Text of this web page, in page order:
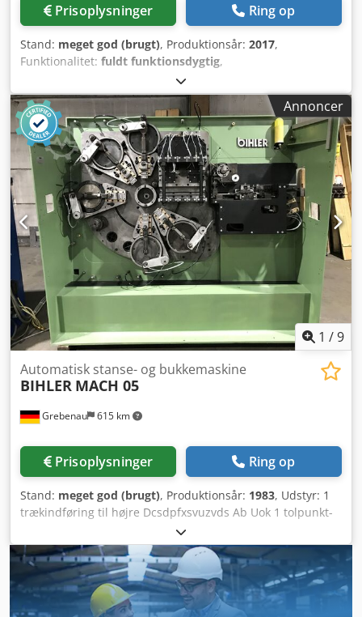
Prisoplysninger Ring op
Stand: meget god (brugt), Produktionsår: 2017,
Funktionalitet: fuldt funktionsdygtig,
Tråddiameterområde: 2,0 - 6,0 mm Indføringslængde:
ubegrænset komplet med drevet trådhjul WAFIOS H 3
Dcjdpfxsy Ehpwo Ab Ujk Spole diameter: 1.600 mm
Bæreevne: 1.500 kg.
Annoncer
1 /9
Grebenau 615 km
Automatisk stanse- og bukkemaskine
BIHLER MACH 05
Prisoplysninger Ring op
Stand: meget god (brugt), Produktionsår: 1983, Udstyr: 1
trækindføring til højre Dcsdpfxsvuzvds Ab Uok 1 tolpunkt-
ekscenterpresse 250 kN 5 slædeaggregater
Arbejdsområde: Tråddiameterområde: 1,5 - 5,0 mm
Båndbredde: maks. 50 mm Indføringslængde: maks. 200
mm Ydeevne: maks. 450/min